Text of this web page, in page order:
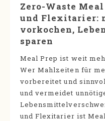
Zero-Waste
und Flexitarier:
vorkochen,
sparen
Meal Prep ist weit
Wer Mahlzeiten für
vorbereitet und
und vermeidet
und Flexitarier ist